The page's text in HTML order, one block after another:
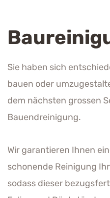
Sie haben sich
bauen oder
dem nächsten grossen
Bauendreinigung.
Wir garantieren Ihnen
schonende Reinigung
sodass dieser